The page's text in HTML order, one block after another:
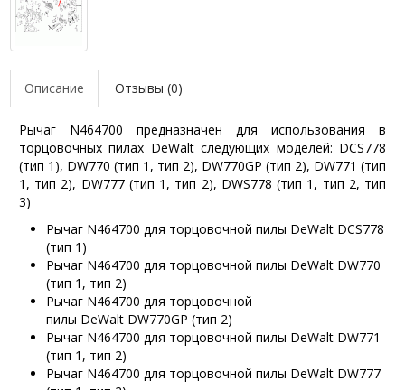
Описание Отзывы (0)
Рычаг N464700 предназначен для использования в
торцовочных пилах DeWalt следующих моделей: DCS778
(тип 1), DW770 (тип 1, тип 2), DW770GP (тип 2), DW771 (тип
1, тип 2), DW777 (тип 1, тип 2), DWS778 (тип 1, тип 2, тип
3)
Рычаг N464700 для торцовочной пилы DeWalt DCS778
(тип 1)
Рычаг N464700 для торцовочной пилы DeWalt DW770
(тип 1, тип 2)
Рычаг N464700 для торцовочной
пилы DeWalt DW770GP (тип 2)
Рычаг N464700 для торцовочной пилы DeWalt DW771
(тип 1, тип 2)
Рычаг N464700 для торцовочной пилы DeWalt DW777